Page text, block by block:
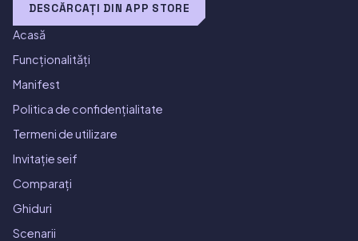
DESCĂRCAȚI DIN APP STORE
Acasă
Funcționalități
Manifest
Politica de confidențialitate
Termeni de utilizare
Invitație seif
Comparați
Ghiduri
Scenarii